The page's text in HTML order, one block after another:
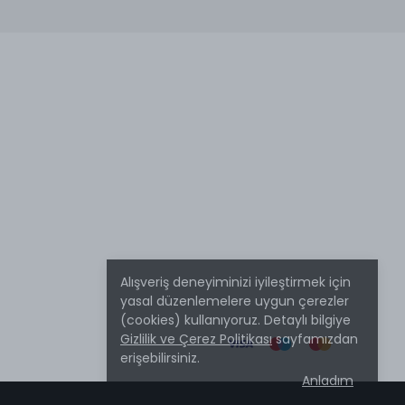
Alışveriş deneyiminizi iyileştirmek için
yasal düzenlemelere uygun çerezler
(cookies) kullanıyoruz. Detaylı bilgiye
Gizlilik ve Çerez Politikasısayfamızdan
erişebilirsiniz.
Anladım